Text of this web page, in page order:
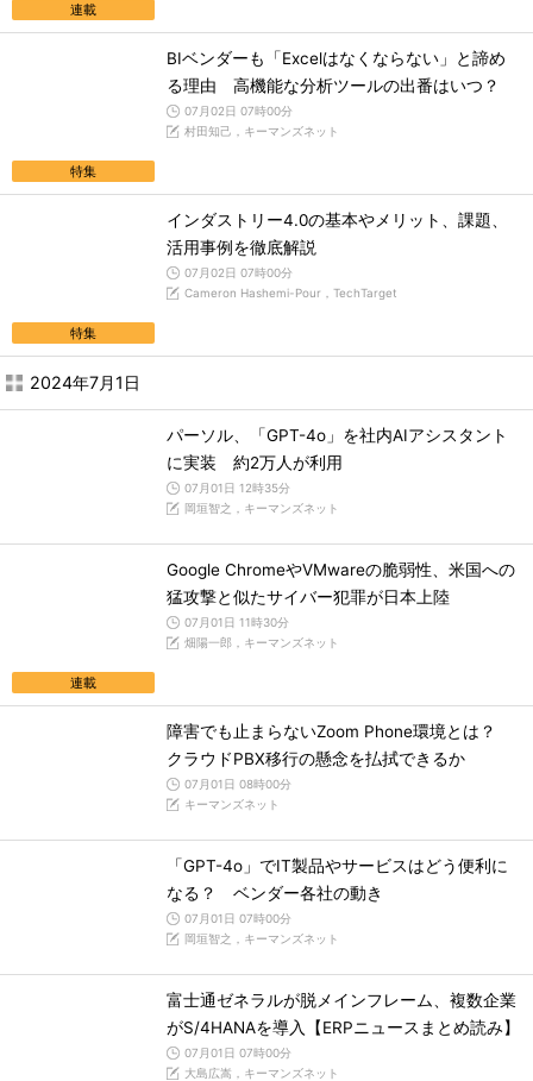
連載
特集
BIベンダーも「Excelはなくならない」と諦め
る理由 高機能な分析ツールの出番はいつ？
07月02日 07時00分
村田知己，キーマンズネット
特集
インダストリー4.0の基本やメリット、課題、
活用事例を徹底解説
07月02日 07時00分
Cameron Hashemi-Pour，TechTarget
2024年7月1日
パーソル、「GPT-4o」を社内AIアシスタント
に実装 約2万人が利用
07月01日 12時35分
岡垣智之，キーマンズネット
連載
Google ChromeやVMwareの脆弱性、米国への
猛攻撃と似たサイバー犯罪が日本上陸
07月01日 11時30分
畑陽一郎，キーマンズネット
障害でも止まらないZoom Phone環境とは？
クラウドPBX移行の懸念を払拭できるか
07月01日 08時00分
キーマンズネット
「GPT-4o」でIT製品やサービスはどう便利に
なる？ ベンダー各社の動き
07月01日 07時00分
岡垣智之，キーマンズネット
富士通ゼネラルが脱メインフレーム、複数企業
がS/4HANAを導入【ERPニュースまとめ読み】
07月01日 07時00分
大島広嵩，キーマンズネット